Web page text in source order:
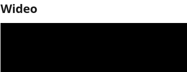
Wideo